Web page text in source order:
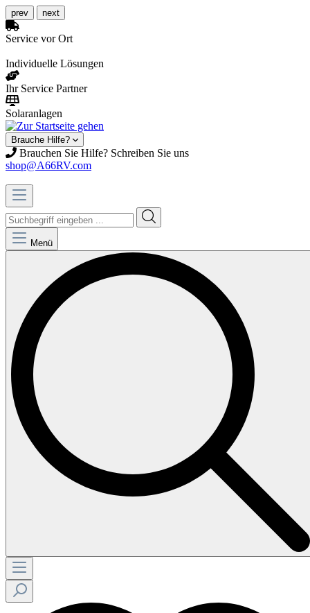
prev next
Service vor Ort
Individuelle Lösungen
Ihr Service Partner
Solaranlagen
Brauche Hilfe?
Brauchen Sie Hilfe? Schreiben Sie uns
shop@A66RV.com
Menü